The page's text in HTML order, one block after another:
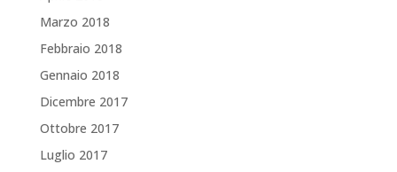
Marzo 2018
Febbraio 2018
Gennaio 2018
Dicembre 2017
Ottobre 2017
Luglio 2017